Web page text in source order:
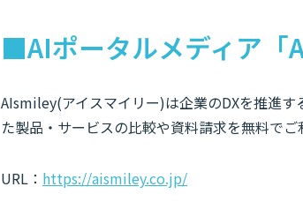
■AIポータルメディア「
AIsmiley(アイスマイリー)は企業のDXを推進
た製品・サービスの比較や資料請求を無料でご
URL： https://aismiley.co.jp/